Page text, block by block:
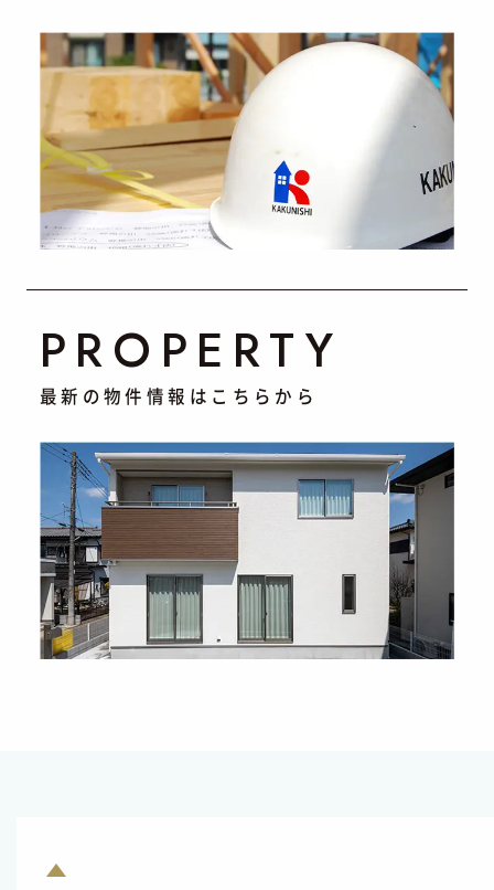
PROPERTY
最新の物件情報はこちらから